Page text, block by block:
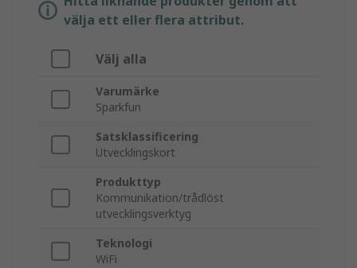
välja ett eller flera attribut.
Välj alla
Varumärke
Sparkfun
Satsklassificering
Utvecklingskort
Produkttyp
Kommunikation/trådlöst
utvecklingsverktyg
Teknologi
WiFi